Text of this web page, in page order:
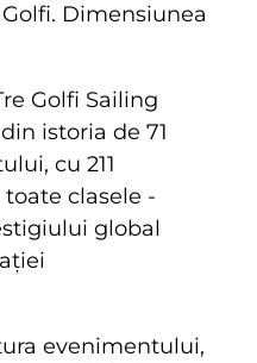
Dimensiunea
Golfi Sailing
istoria de 71
cu 211
clasele -
global
evenimentului,